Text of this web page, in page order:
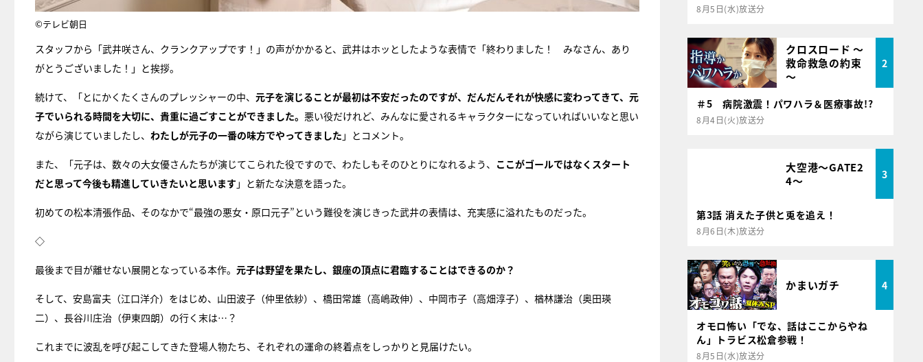
©テレビ朝日
スタッフから「武井咲さん、クランクアップです！」の声がかかると、武井はホッとしたような表情で「終わりました！ みなさん、あり
がとうございました！」と挨拶。
続けて、「とにかくたくさんのプレッシャーの中、 元子を演じることが最初は不安だったのですが、だんだんそれが快感に変わってきて、元
子でいられる時間を大切に、貴重に過ごすことができました。 悪い役だけれど、みんなに愛されるキャラクターになっていればいいなと思い
ながら演じていましたし、 わたしが元子の一番の味方でやってきました 」とコメント。
また、「元子は、数々の大女優さんたちが演じてこられた役ですので、わたしもそのひとりになれるよう、 ここがゴールではなくスタート
だと思って今後も精進していきたいと思います 」と新たな決意を語った。
初めての松本清張作品、そのなかで“最強の悪女・原口元子”という難役を演じきった武井の表情は、充実感に溢れたものだった。
◇
最後まで目が離せない展開となっている本作。 元子は野望を果たし、銀座の頂点に君臨することはできるのか？
そして、安島富夫（江口洋介）をはじめ、山田波子（仲里依紗）、橋田常雄（高嶋政伸）、中岡市子（高畑淳子）、楢林謙治（奥田瑛
二）、長谷川庄治（伊東四朗）の行く末は…？
これまでに波乱を呼び起こしてきた登場人物たち、それぞれの運命の終着点をしっかりと見届けたい。
8月5日(水)放送分
クロスロード ～
救命救急の約束
～
2
＃5 病院激震！パワハラ＆医療事故!?
8月4日(火)放送分
大空港～GATE2
4～
3
第3話 消えた子供と兎を追え！
8月6日(木)放送分
かまいガチ 4
オモロ怖い「でな、話はここからやね
ん」トラビス松倉参戦！
8月5日(水)放送分